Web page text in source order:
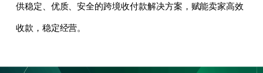
供稳定、优质、安全的跨境收付款解决方案，赋能卖家高效
收款，稳定经营。